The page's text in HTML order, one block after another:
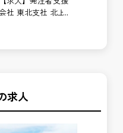
社 東北支社 北上
求人